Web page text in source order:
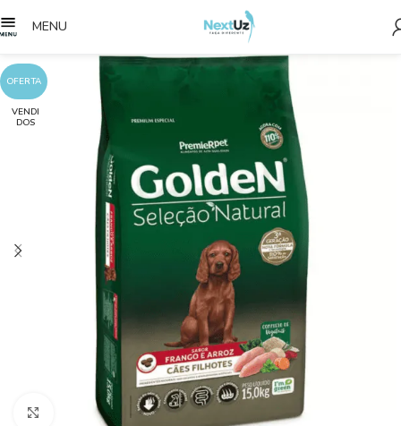
MENU
OFERTA
VENDI
DOS
Clique para ampliar